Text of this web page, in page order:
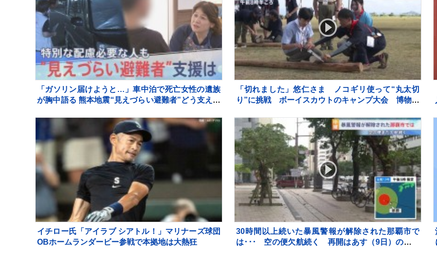
「ガソリン届けようと…」車中泊で死亡女性の遺族
が胸中語る 熊本地震“見えづらい避難者”どう支える
【報道特集】
「切れました」悠仁さま ノコギリ使って“丸太切
り”に挑戦 ボーイスカウトのキャンプ大会 博物館
イチロー氏「アイラブ シアトル！」マリナーズ球団
OBホームランダービー参戦で本拠地は大熱狂
30時間以上続いた暴風警報が解除された那覇市で
は･･･ 空の便欠航続く 再開はあす（9日）の見込